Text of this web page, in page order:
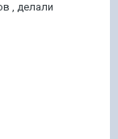
, делали